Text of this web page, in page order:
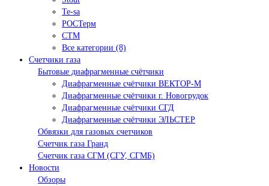
Te-sa
РОСТерм
СТМ
Все категории (8)
Счетчики газа
Бытовые диафрагменные счётчики
Диафрагменные счётчики ВЕКТОР-М
Диафрагменные счётчики г. Новогрудок
Диафрагменные счётчики СГД
Диафрагменные счётчики ЭЛЬСТЕР
Обвязки для газовых счетчиков
Счетчик газа Гранд
Счетчик газа СГМ (СГУ, СГМБ)
Новости
Обзоры